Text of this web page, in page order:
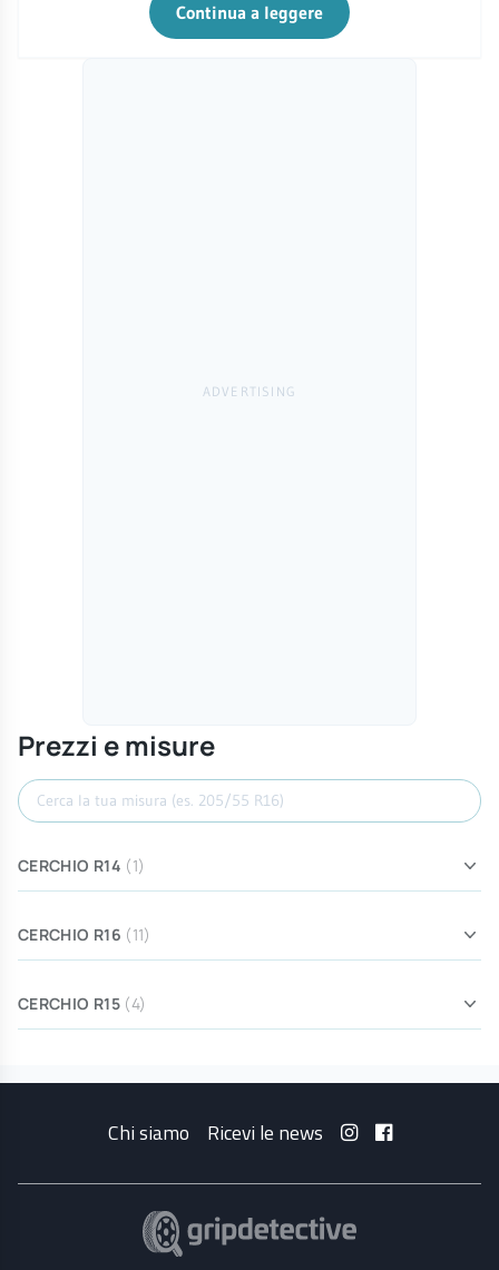
Continua a leggere
Prezzi e misure
Cerca misura
CERCHIO R14 (1)
CERCHIO R16 (11)
CERCHIO R15 (4)
Chi siamo Ricevi le news